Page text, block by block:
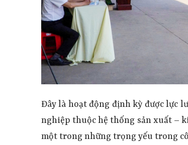
Đây là hoạt động định kỳ được lực
nghiệp thuộc hệ thống sản xuất –
một trong nhữngtrọng yếu trong